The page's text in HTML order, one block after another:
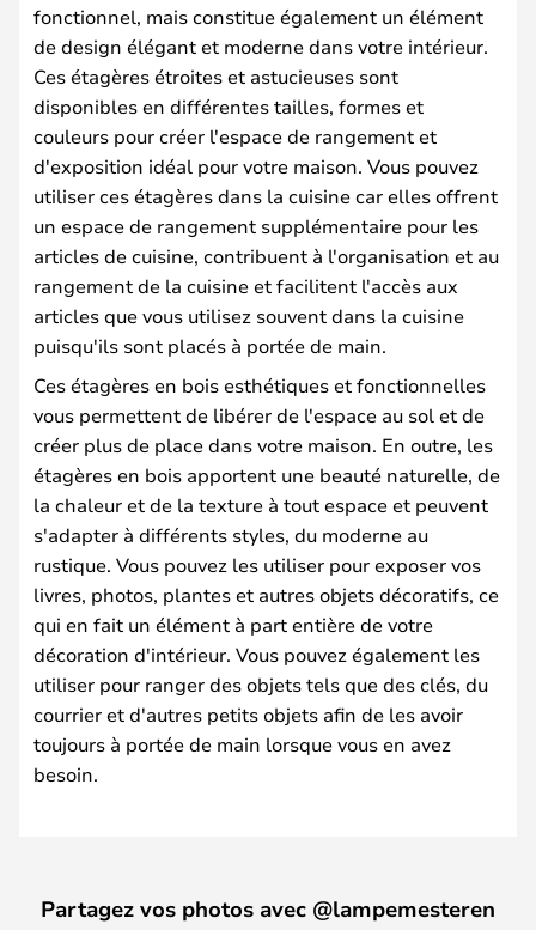
fonctionnel, mais constitue également un élément
de design élégant et moderne dans votre intérieur.
Ces étagères étroites et astucieuses sont
disponibles en différentes tailles, formes et
couleurs pour créer l'espace de rangement et
d'exposition idéal pour votre maison. Vous pouvez
utiliser ces étagères dans la cuisine car elles offrent
un espace de rangement supplémentaire pour les
articles de cuisine, contribuent à l'organisation et au
rangement de la cuisine et facilitent l'accès aux
articles que vous utilisez souvent dans la cuisine
puisqu'ils sont placés à portée de main.
Ces étagères en bois esthétiques et fonctionnelles
vous permettent de libérer de l'espace au sol et de
créer plus de place dans votre maison. En outre, les
étagères en bois apportent une beauté naturelle, de
la chaleur et de la texture à tout espace et peuvent
s'adapter à différents styles, du moderne au
rustique. Vous pouvez les utiliser pour exposer vos
livres, photos, plantes et autres objets décoratifs, ce
qui en fait un élément à part entière de votre
décoration d'intérieur. Vous pouvez également les
utiliser pour ranger des objets tels que des clés, du
courrier et d'autres petits objets afin de les avoir
toujours à portée de main lorsque vous en avez
besoin.
Partagez vos photos avec @lampemesteren